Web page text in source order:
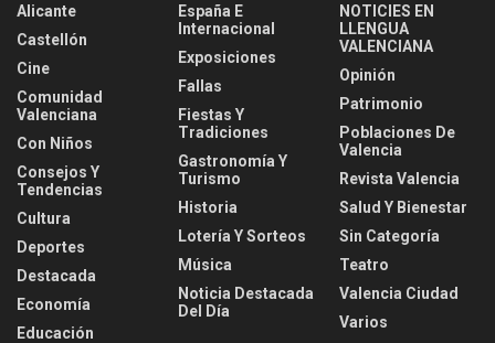
Alicante
Castellón
Cine
Comunidad
Valenciana
Con Niños
Consejos Y
Tendencias
Cultura
Deportes
Destacada
Economía
Educación
España E
Internacional
Exposiciones
Fallas
Fiestas Y
Tradiciones
Gastronomía Y
Turismo
Historia
Lotería Y Sorteos
Música
Noticia Destacada
Del Día
NOTICIES EN
LLENGUA
VALENCIANA
Opinión
Patrimonio
Poblaciones De
Valencia
Revista Valencia
Salud Y Bienestar
Sin Categoría
Teatro
Valencia Ciudad
Varios